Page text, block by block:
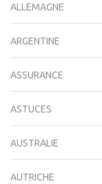
ALLEMAGNE
ARGENTINE
ASSURANCE
ASTUCES
AUSTRALIE
AUTRICHE